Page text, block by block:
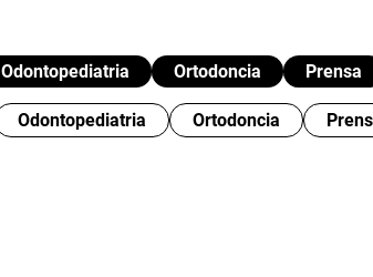
Odontopediatria Ortodoncia Prensa
Odontopediatria Ortodoncia